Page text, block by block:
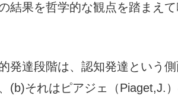
結果を哲学的な観点を踏まえ
発達段階は、認知発達という
(b)それはピアジェ（Piaget,J.